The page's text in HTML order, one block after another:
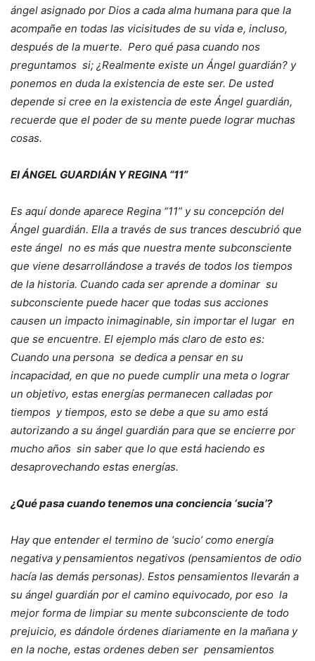
ángel asignado por Dios a cada alma humana para que la
acompañe en todas las vicisitudes de su vida e, incluso,
después de la muerte. Pero qué pasa cuando nos
preguntamos si; ¿Realmente existe un Ángel guardián? y
ponemos en duda la existencia de este ser. De usted
depende si cree en la existencia de este Ángel guardián,
recuerde que el poder de su mente puede lograr muchas
cosas.
El ÁNGEL GUARDIÁN Y REGINA “11”
Es aquí donde aparece Regina “11” y su concepción del
Ángel guardián. Ella a través de sus trances descubrió que
este ángel no es más que nuestra mente subconsciente
que viene desarrollándose a través de todos los tiempos
de la historia. Cuando cada ser aprende a dominar su
subconsciente puede hacer que todas sus acciones
causen un impacto inimaginable, sin importar el lugar en
que se encuentre. El ejemplo más claro de esto es:
Cuando una persona se dedica a pensar en su
incapacidad, en que no puede cumplir una meta o lograr
un objetivo, estas energías permanecen calladas por
tiempos y tiempos, esto se debe a que su amo está
autorizando a su ángel guardián para que se encierre por
mucho años sin saber que lo que está haciendo es
desaprovechando estas energías.
¿Qué pasa cuando tenemos una conciencia ‘sucia’?
Hay que entender el termino de ‘sucio’ como energía
negativa ypensamientos negativos (pensamientos de odio
hacía las demás personas). Estos pensamientos llevarán a
su ángel guardián por el camino equivocado, por eso la
mejor forma de limpiar su mente subconsciente de todo
prejuicio, es dándole órdenes diariamente en la mañana y
en la noche, estas ordenes deben ser pensamientos